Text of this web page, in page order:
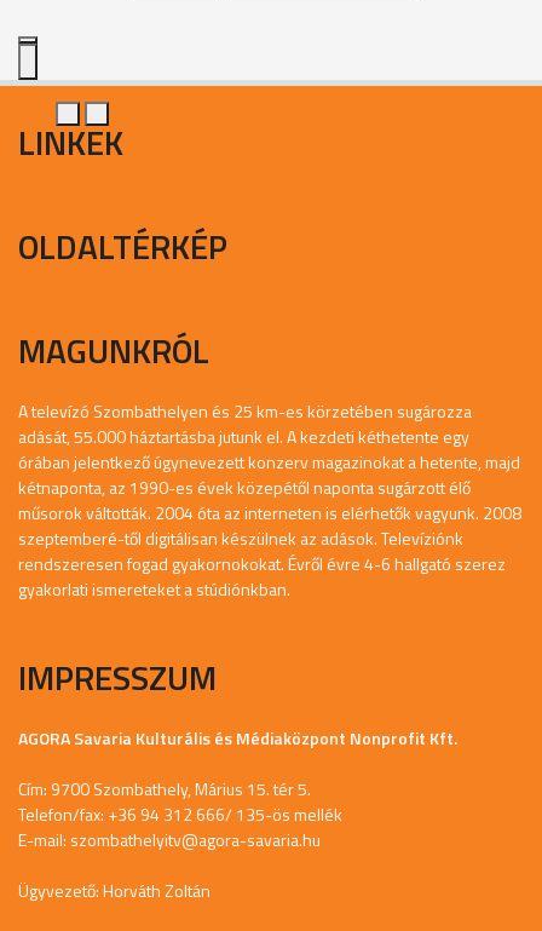
LINKEK
OLDALTÉRKÉP
MAGUNKRÓL
A televízó Szombathelyen és 25 km-es körzetében sugározza
adását, 55.000 háztartásba jutunk el. A kezdeti kéthetente egy
órában jelentkező úgynevezett konzerv magazinokat a hetente, majd
kétnaponta, az 1990-es évek közepétől naponta sugárzott élő
műsorok váltották. 2004 óta az interneten is elérhetők vagyunk. 2008
szeptemberé-től digitálisan készülnek az adások. Televíziónk
rendszeresen fogad gyakornokokat. Évről évre 4-6 hallgató szerez
gyakorlati ismereteket a stúdiónkban.
IMPRESSZUM
AGORA Savaria Kulturális és Médiaközpont Nonprofit Kft.
Cím: 9700 Szombathely, Márius 15. tér 5.
Telefon/fax: +36 94 312 666/ 135-ös mellék
E-mail: szombathelyitv@agora-savaria.hu
Ügyvezető: Horváth Zoltán